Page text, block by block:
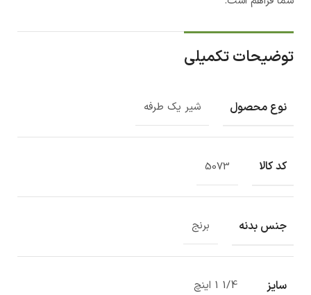
توضیحات تکمیلی
نوع محصول شیر یک طرفه
کد کالا 5073
جنس بدنه برنج
سایز 1/4 1 اینچ